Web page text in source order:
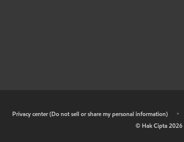
Privacy center (Do not sell or share my personal information) •
© Hak Cipta2026